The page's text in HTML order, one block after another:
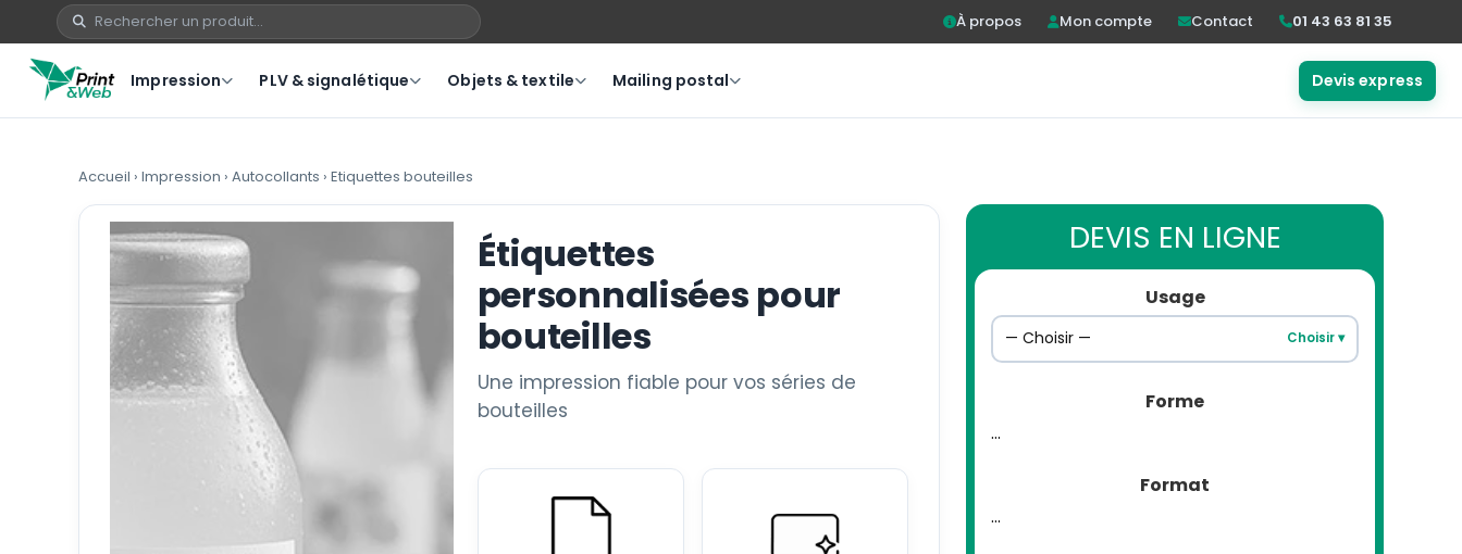
À propos Mon compte Contact 01 43 63 81 35
Impression PLV & signalétique Objets & textile Mailing postal Devis express
Accueil › Impression › Autocollants › Etiquettes bouteilles
Étiquettes
personnalisées pour
bouteilles
Une impression fiable pour vos séries de
bouteilles
DEVIS EN LIGNE
Usage
— Choisir — Choisir ▾
Forme
...
Format
...